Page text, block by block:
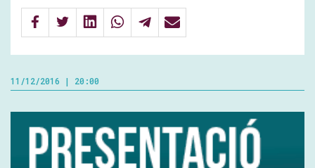
11/12/2016 | 20:00